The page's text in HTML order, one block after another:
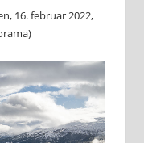
16. februar 2022,